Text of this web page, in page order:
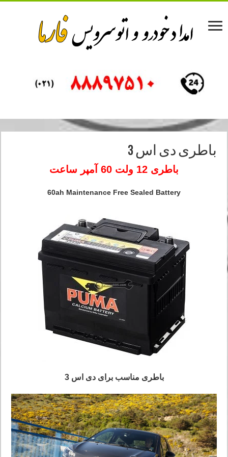
باطری دی اس 3
باطری 12 ولت 60 آمپر ساعت
60ah Maintenance Free Sealed Battery
باطری مناسب برای دی اس 3